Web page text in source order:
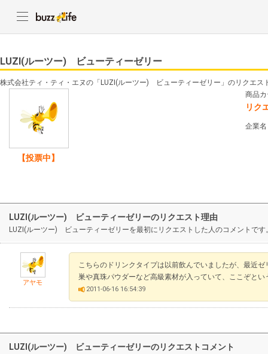
LUZI(ルーツー) ビューティーゼリー
株式会社ティ・ティ・エヌの「LUZI(ルーツー) ビューティーゼリー」のリクエス
【投票中】
商品
リク
企業
LUZI(ルーツー) ビューティーゼリーのリクエスト理由
LUZI(ルーツー) ビューティーゼリーを最初にリクエストした人のコメントです
アヤモ
こちらのドリンクタイプは以前飲んでいましたが、最近
巣や真珠パウダーなど高級素材が入っていて、ここぞと
2011-06-16 16:54:39
LUZI(ルーツー) ビューティーゼリーのリクエストコメント